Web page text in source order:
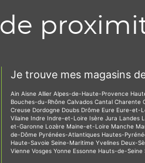
de
Je trouve mes magasins
Ain Aisne Allier Alpes-de-Haute-Provence
Bouches-du-Rhône Calvados Cantal Charente
Creuse Dordogne Doubs Drôme Eure Eure-et-
Vilaine Indre Indre-et-Loire Isère Jura Landes
et-Garonne Lozère Maine-et-Loire Manche
de-Dôme Pyrénées-Atlantiques Hautes-
Haute-Savoie Seine-Maritime Yvelines Deux-
Vienne Vosges Yonne Essonne Hauts-de-Seine